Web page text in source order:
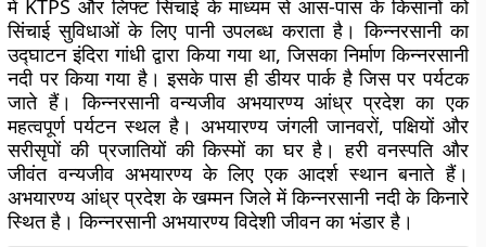
में KTPS और लिफ्ट सिंचाई के माध्यम से आस-पास के किसानों को
सिंचाई सुविधाओं के लिए पानी उपलब्ध कराता है। किन्नरसानी का
उद्घाटन इंदिरा गांधी द्वारा किया गया था, जिसका निर्माण किन्नरसानी
नदी पर किया गया है। इसके पास ही डीयर पार्क है जिस पर पर्यटक
जाते हैं। किन्नरसानी वन्यजीव अभयारण्य आंध्र प्रदेश का एक
महत्वपूर्ण पर्यटन स्थल है। अभयारण्य जंगली जानवरों, पक्षियों और
सरीसृपों की प्रजातियों की किस्मों का घर है। हरी वनस्पति और
जीवंत वन्यजीव अभयारण्य के लिए एक आदर्श स्थान बनाते हैं।
अभयारण्य आंध्र प्रदेश के खम्मन जिले में किन्नरसानी नदी के किनारे
स्थित है। किन्नरसानी अभयारण्य विदेशी जीवन का भंडार है।